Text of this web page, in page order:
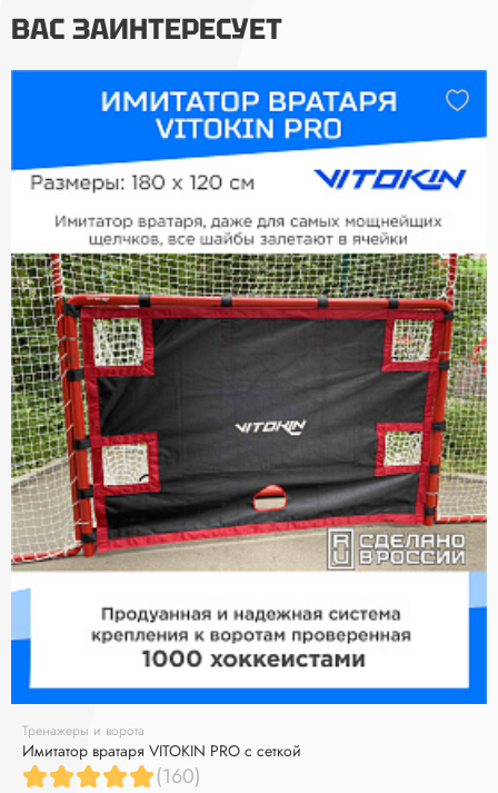
ВАС ЗАИНТЕРЕСУЕТ
Тренажеры и ворота
Имитатор вратаря VITOKIN PRO с сеткой
(160)